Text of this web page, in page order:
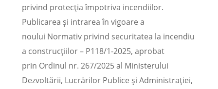
privind protecția împotriva incendiilor.
Publicarea și intrarea în vigoare a
noului Normativ privind securitatea la incendiu
a construcțiilor – P118/1-2025, aprobat
prin Ordinul nr. 267/2025 al Ministerului
Dezvoltării, Lucrărilor Publice și Administrației,